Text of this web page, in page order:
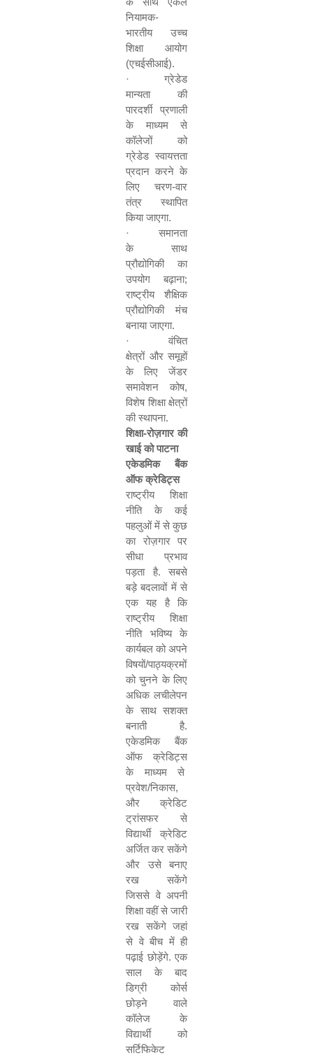
नियामक-
भारतीय उच्च
शिक्षा आयोग
(एचईसीआई).
·
ग्रेडेड
मान्यता की
पारदर्शी प्रणाली
के माध्यम से
कॉलेजों को
ग्रेडेड स्वायत्तता
प्रदान करने के
लिए चरण-वार
तंत्र स्थापित
किया जाएगा.
·
समानता
के साथ
प्रौद्योगिकी का
उपयोग बढ़ाना;
राष्ट्रीय शैक्षिक
प्रौद्योगिकी मंच
बनाया जाएगा.
·
वंचित
क्षेत्रों और समूहों
के लिए जेंडर
समावेशन कोष,
विशेष शिक्षा क्षेत्रों
की स्थापना.
शिक्षा-रोज़गार की
खाई को पाटना
एकेडमिक बैंक
ऑफ क्रेडिट्स
राष्ट्रीय शिक्षा
नीति के कई
पहलुओं में से कुछ
का रोज़गार पर
सीधा प्रभाव
पड़ता है. सबसे
बड़े बदलावों में से
एक यह है कि
राष्ट्रीय शिक्षा
नीति भविष्य के
कार्यबल को अपने
विषयों/पाठ्यक्रमों
को चुनने के लिए
अधिक लचीलेपन
के साथ सशक्त
बनाती है.
एकेडमिक बैंक
ऑफ क्रेडिट्स
के माध्यम से
प्रवेश/निकास,
और क्रेडिट
ट्रांसफर से
विद्यार्थी क्रेडिट
अर्जित कर सकेंगे
और उसे बनाए
रख सकेंगे
जिससे वे अपनी
शिक्षा वहीं से जारी
रख सकेंगे जहां
से वे बीच में ही
पढ़ाई छोड़ेंगे. एक
साल के बाद
डिग्री कोर्स
छोड़ने वाले
कॉलेज के
विद्यार्थी को
सर्टिफिकेट